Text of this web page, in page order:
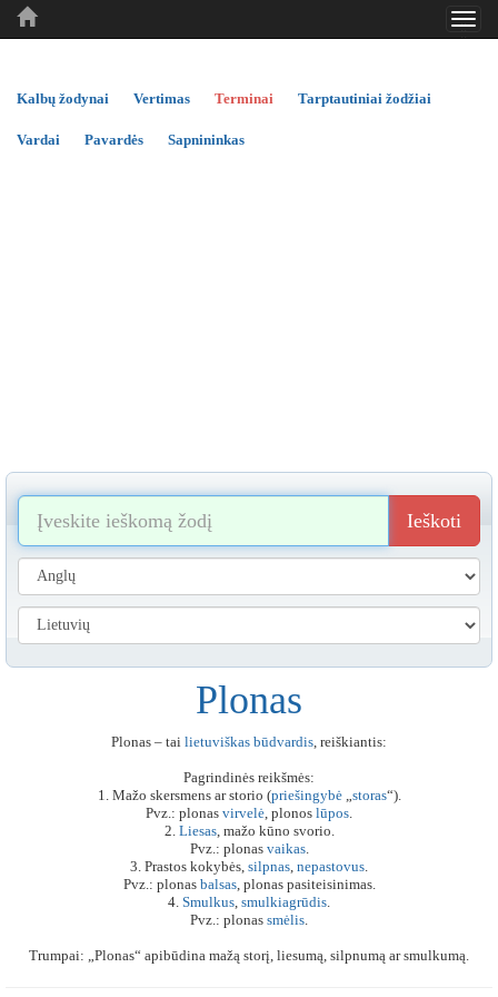
..
..
Kalbų žodynai Vertimas Terminai Tarptautiniai žodžiai
Vardai Pavardės Sapnininkas
Ieškoti
Plonas
Plonas – tai lietuviškas būdvardis, reiškiantis:
Pagrindinės reikšmės:
1. Mažo skersmens ar storio (priešingybė„storas“).
Pvz.: plonas virvelė, plonos lūpos.
2. Liesas, mažo kūno svorio.
Pvz.: plonas vaikas.
3. Prastos kokybės, silpnas, nepastovus.
Pvz.: plonas balsas, plonas pasiteisinimas.
4. Smulkus, smulkiagrūdis.
Pvz.: plonas smėlis.
Trumpai: „Plonas“ apibūdina mažą storį, liesumą, silpnumą ar smulkumą.